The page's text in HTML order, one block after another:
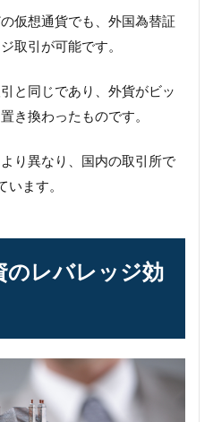
仮想通貨でも、外国為替証
取引が可能です。
と同じであり、外貨がビッ
き換わったものです。
り異なり、国内の取引所で
います。
のレバレッジ効